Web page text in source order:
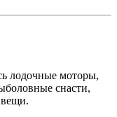
лодочные моторы,
снасти,